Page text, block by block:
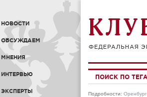
НОВОСТИ
ОБСУЖДАЕМ
МНЕНИЯ
ИНТЕРВЬЮ
ЭКСПЕРТЫ
ПОИСК ПО
Подробности: